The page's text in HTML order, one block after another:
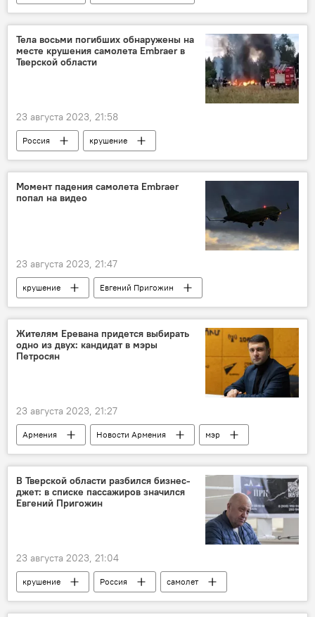
Пашинян Никол
Тела восьми погибших обнаружены на
месте крушения самолета Embraer в
Тверской области
23 августа 2023, 21:58
Россия крушение
Момент падения самолета Embraer
попал на видео
23 августа 2023, 21:47
крушение
Евгений Пригожин
Россия
Жителям Еревана придется выбирать
одно из двух: кандидат в мэры
Петросян
23 августа 2023, 21:27
Армения Новости Армения
мэр
выборы
выборы в Совет старейшин
Совет старейшин
Ереван
жители
кандидат
Общество Политика
В Тверской области разбился бизнес-
джет: в списке пассажиров значился
Евгений Пригожин
23 августа 2023, 21:04
крушение Россия самолет